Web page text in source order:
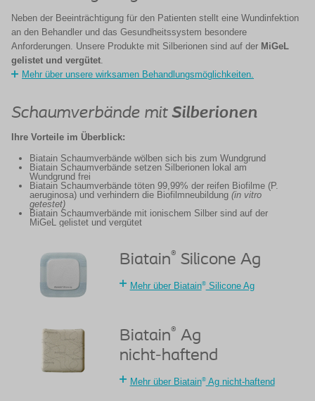
Neben der Beeinträchtigung für den Patienten stellt eine Wundinfektion
an den Behandler und das Gesundheitssystem besondere
Anforderungen. Unsere Produkte mit Silberionen sind auf der MiGeL
gelistet und vergütet
Mehr über unsere wirksamen Behandlungsmöglichkeiten.
Schaumverbände mit Silberionen
Ihre Vorteile im Überblick:
Biatain Schaumverbände wölben sich bis zum Wundgrund
Biatain Schaumverbände setzen Silberionen lokal am
Wundgrund frei
Biatain Schaumverbände töten 99,99% der reifen Biofilme (P.
aeruginosa) und verhindern die Biofilmneubildung (in vitro
getestet)
Biatain Schaumverbände mit ionischem Silber sind auf der
MiGeL gelistet und vergütet
Biatain® Silicone Ag
Mehr über Biatain®Silicone Ag
Biatain® Ag
nicht-haftend
Mehr über Biatain®Ag nicht-haftend